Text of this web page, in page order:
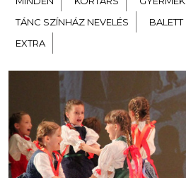
TÁNC SZÍNHÁZ NEVELÉS
BALETT
EXTRA